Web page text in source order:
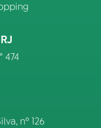
474
nº 126